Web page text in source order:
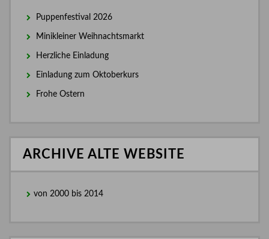
Puppenfestival 2026
Minikleiner Weihnachtsmarkt
Herzliche Einladung
Einladung zum Oktoberkurs
Frohe Ostern
ARCHIVE ALTE WEBSITE
von 2000 bis 2014